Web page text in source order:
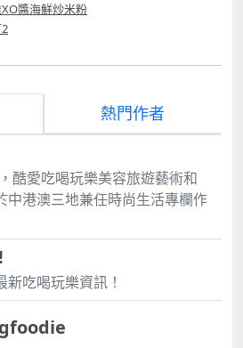
醬海鮮炒米粉
熱門作者
酷愛吃喝玩樂美容旅遊藝術和
中港澳三地兼任時尚生活專欄作
新吃喝玩樂資訊！